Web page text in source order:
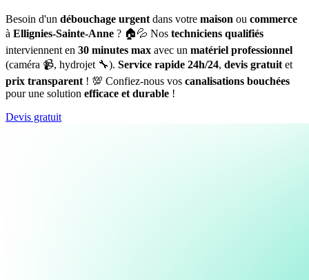
Besoin d'un débouchage urgentdans votre maison ou commerce
à Ellignies-Sainte-Anne ? 🏠💦 Nos techniciens qualifiés
interviennent en 30 minutes max avec un matériel professionnel
(caméra 📹, hydrojet 🔧). Service rapide 24h/24, devis gratuitet
prix transparent! 💯 Confiez-nous vos canalisations bouchées
pour une solution efficace et durable !
Devis gratuit